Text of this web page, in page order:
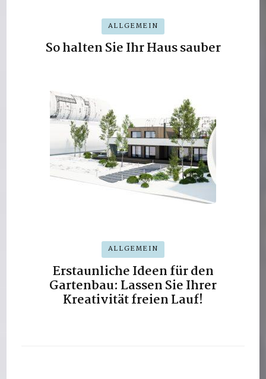
ALLGEMEIN
So halten Sie Ihr Haus sauber
ALLGEMEIN
Erstaunliche Ideen für den
Gartenbau: Lassen Sie Ihrer
Kreativität freien Lauf!